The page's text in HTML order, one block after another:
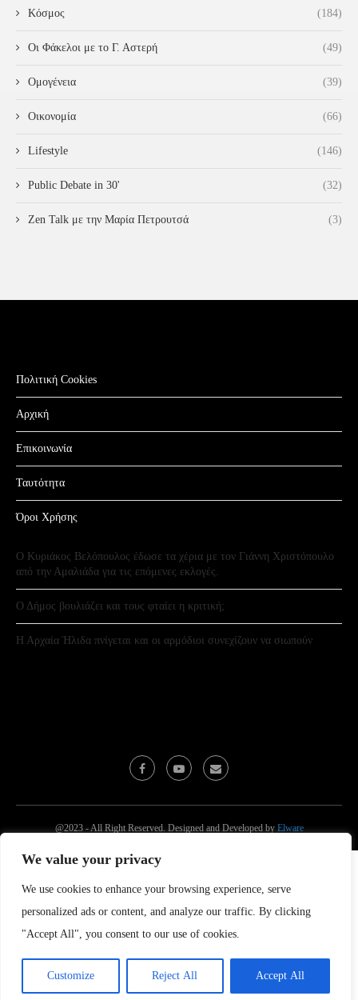
We value your privacy
We use cookies to enhance your browsing experience, serve
personalized ads or content, and analyze our traffic. By clicking
"Accept All", you consent to our use of cookies.
Customize Reject All Accept All
Κόσμος (184)
Οι Φάκελοι με το Γ. Αστερή (49)
Ομογένεια (39)
Οικονομία (66)
Lifestyle (146)
Public Debate in 30' (32)
Zen Talk με την Μαρία Πετρουτσά (3)
Πολιτική Cookies
Αρχική
Επικοινωνία
Ταυτότητα
Όροι Χρήσης
Ο Κυριάκος Βελόπουλος έδωσε τα χέρια με τον Γιάννη Χριστόπουλο
από την Αμαλιάδα για τις επόμενες εκλογές.
Ο Δήμος βουλιάζει και τους φταίει η κριτική;
Η Αρχαία Ήλιδα πνίγεται και οι αρμόδιοι συνεχίζουν να σιωπούν
@2023 - All Right Reserved. Designed and Developed by Elware